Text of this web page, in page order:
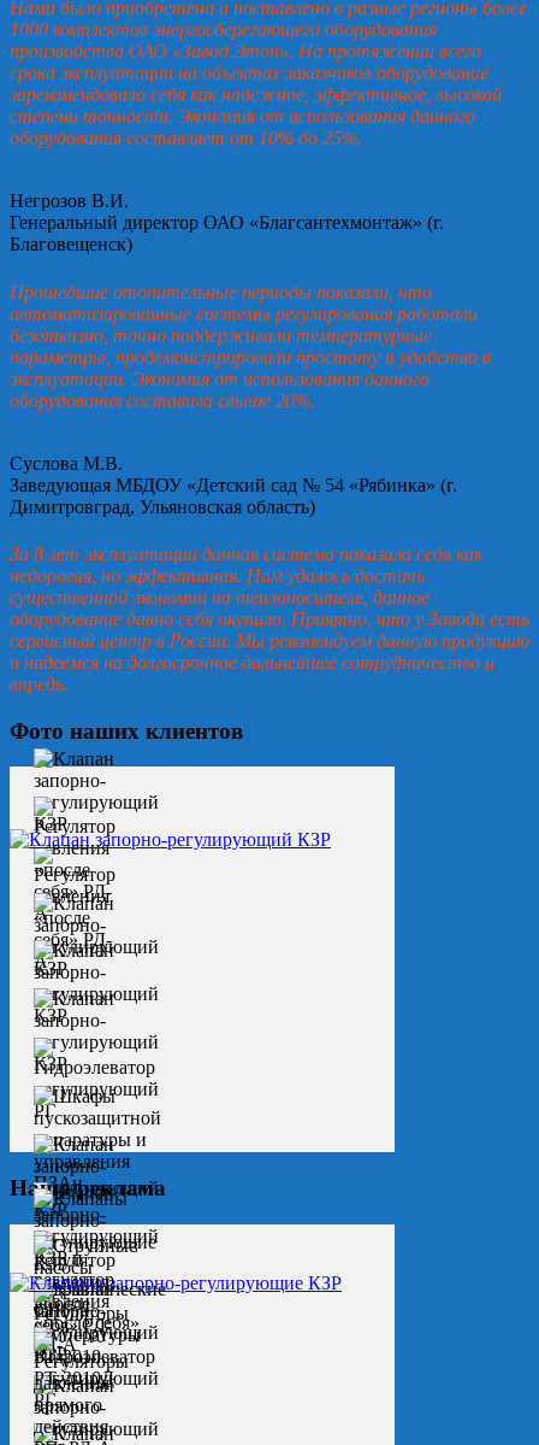
Нами было приобретено и поставлено в разные регионы более
1000 комплектов энергосберегающего оборудования
производства ОАО «Завод Этон». На протяжении всего
срока эксплуатации на объектах заказчиков оборудование
зарекомендовало себя как надежное, эффективное, высокой
степени точности. Экономия от использования данного
оборудования составляет от 10% до 25%.
Негрозов В.И.
Генеральный директор ОАО «Благсантехмонтаж» (г.
Благовещенск)
Прошедшие отопительные периоды показали, что
автоматизированные системы регулирования работали
безотказно, точно поддерживали температурные
параметры, продемонстрировали простоту и удобство в
эксплуатации. Экономия от использования данного
оборудования составила свыше 20%.
Суслова М.В.
Заведующая МБДОУ «Детский сад № 54 «Рябинка» (г.
Димитровград, Ульяновская область)
За 8 лет эксплуатации данная система показала себя как
недорогая, но эффективная. Нам удалось достичь
существенной экономии на теплоносителе, данное
оборудование давно себя окупило. Приятно, что у Завода есть
сервисный центр в России. Мы рекомендуем данную продукцию
и надеемся на долгосрочное дальнейшее сотрудничество и
впредь.
Фото наших клиентов
Наша реклама